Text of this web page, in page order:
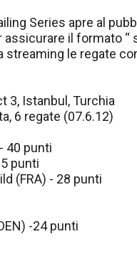
Series apre al
il formato “
le regate
3, Istanbul, Turchia
6 regate (07.6.12)
40 punti
punti
(FRA) - 28 punti
-24 punti